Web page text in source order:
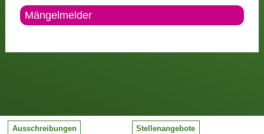
Mängelmelder
Ausschreibungen Stellenangebote